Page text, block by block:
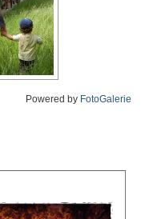
Powered by FotoGalerie